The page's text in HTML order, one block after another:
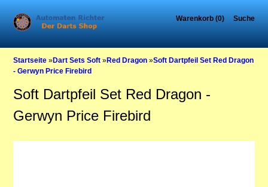
Warenkorb (0) Suche
Startseite »Dart Sets Soft »Red Dragon »Soft Dartpfeil Set Red Dragon
- Gerwyn Price Firebird
Soft Dartpfeil Set Red Dragon -
Gerwyn Price Firebird